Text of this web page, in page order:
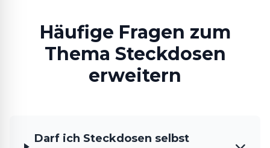
Häufige Fragen zum
Thema Steckdosen
erweitern
Darf ich Steckdosen selbst